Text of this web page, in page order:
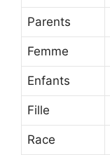
Parents
Femme
Enfants
Fille
Race